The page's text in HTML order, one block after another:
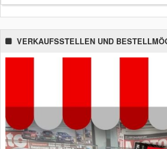
VERKAUFSSTELLEN UND